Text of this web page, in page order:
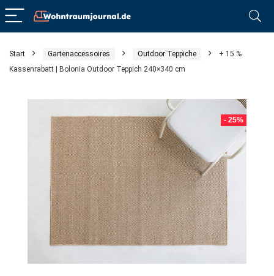
Start Gartenaccessoires Outdoor Teppiche
+ 15 %
Kassenrabatt | Bolonia Outdoor Teppich 240×340 cm
- 25%